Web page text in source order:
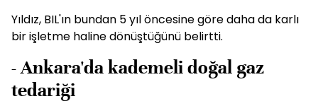
Yıldız, BIL'ın bundan 5 yıl öncesine göre daha da karlı
bir işletme haline dönüştüğünü belirtti.
- Ankara'da kademeli doğal gaz
tedariği